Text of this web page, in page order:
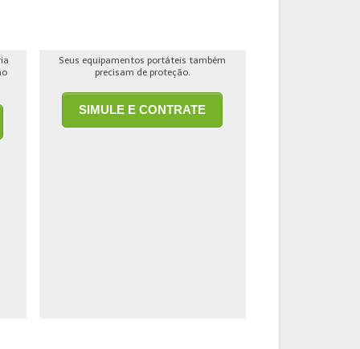
Seus equipamentos portáteis também
precisam de proteção.
SIMULE E CONTRATE